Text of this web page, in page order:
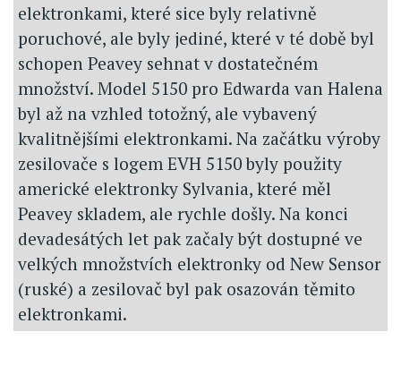
elektronkami, které sice byly relativně
poruchové, ale byly jediné, které v té době byl
schopen Peavey sehnat v dostatečném
množství. Model 5150 pro Edwarda van Halena
byl až na vzhled totožný, ale vybavený
kvalitnějšími elektronkami. Na začátku výroby
zesilovače s logem EVH 5150 byly použity
americké elektronky Sylvania, které měl
Peavey skladem, ale rychle došly. Na konci
devadesátých let pak začaly být dostupné ve
velkých množstvích elektronky od New Sensor
(ruské) a zesilovač byl pak osazován těmito
elektronkami.